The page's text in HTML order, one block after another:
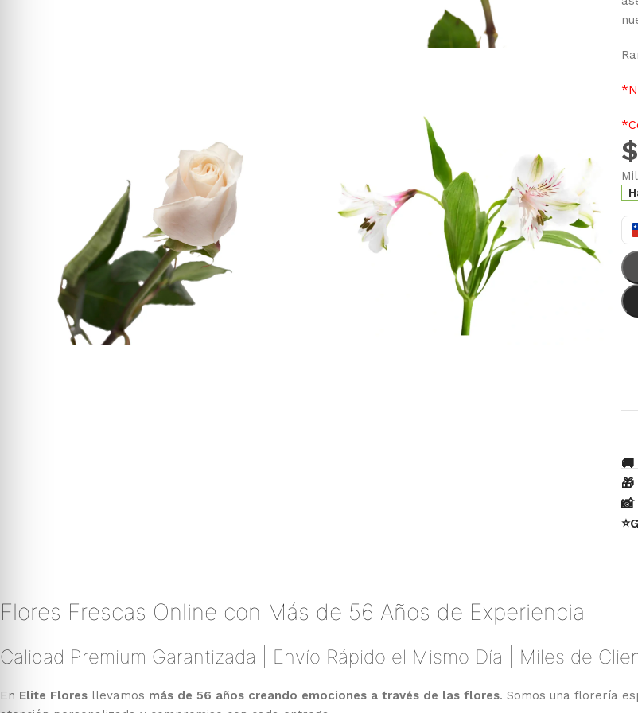
$
Flores Frescas Online con Más de 56 Años de Experiencia
Calidad Premium Garantizada | Envío Rápido el Mismo Día | Miles de
En Elite Flores llevamos más de 56 años creando emociones a través de las flores. Somos una florería